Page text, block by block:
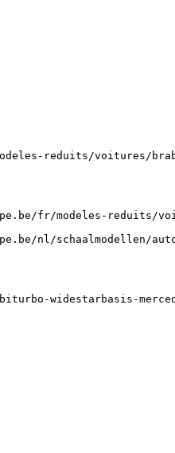
reduits/voitures/
fr/modeles-reduits/
nl/schaalmodellen/
widestarbasis-